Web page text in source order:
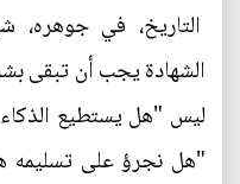
التاريخ، في جوهره،
الشهادة يجب أن تبقى
ليس "هل يستطيع الذكاء
"هل نجرؤ على تسليمه